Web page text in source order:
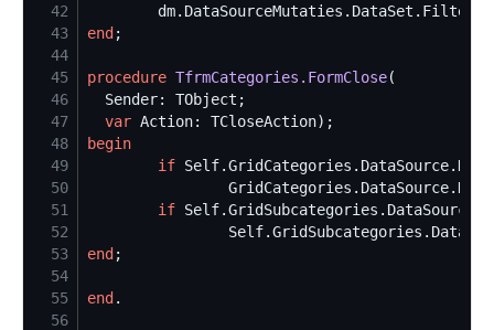
42
43
end
44
45
procedure TfrmCategories.FormClose
46
47
var
48
begin
49
if Self
50
51
if Self
52
Self
53
end
54
55
end
56